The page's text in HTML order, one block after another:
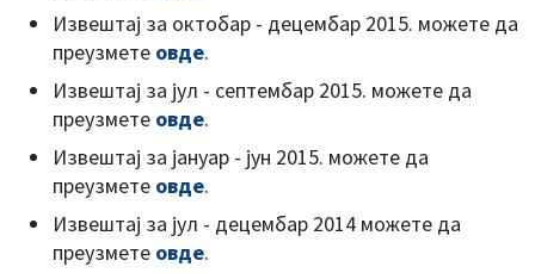
Извештај за октобар - децембар 2015. можете да
преузмете овде.
Извештај за јул - септембар 2015. можете да
преузмете овде.
Извештај за јануар - јун 2015. можете да
преузмете овде.
Извештај за јул - децембар 2014 можете да
преузмете овде.